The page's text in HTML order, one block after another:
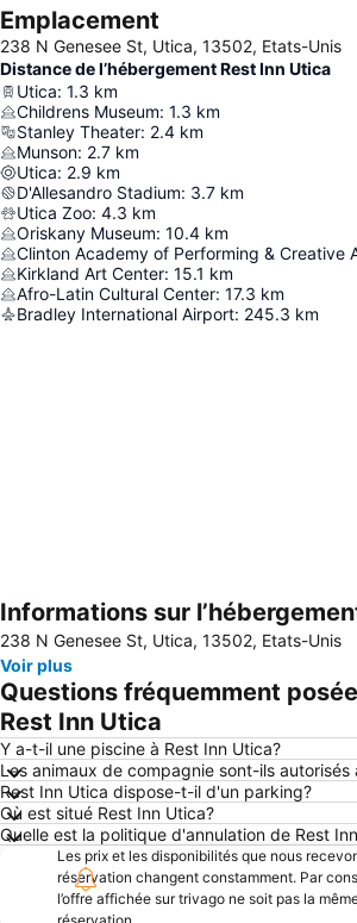
Emplacement
238 N Genesee St, Utica, 13502, Etats-Unis
Distance de l’hébergement Rest Inn Utica
Utica: 1.3 km
Childrens Museum: 1.3 km
Stanley Theater: 2.4 km
Munson: 2.7 km
Utica: 2.9 km
D'Allesandro Stadium: 3.7 km
Utica Zoo: 4.3 km
Oriskany Museum: 10.4 km
Clinton Academy of Performing & Creative
Kirkland Art Center: 15.1 km
Afro-Latin Cultural Center: 17.3 km
Bradley International Airport: 245.3 km
Agrandir la carte
Informations sur
238 N Genesee St, Utica, 13502, Etats-Unis
Voir plus
Questions fréquemment
Rest Inn Utica
Y a-t-il une piscine à Rest Inn Utica?
Les animaux de compagnie sont-ils autorisés
Rest Inn Utica dispose-t-il d'un parking?
Où est situé Rest Inn Utica?
Quelle est la politique d'annulation de Rest
Les prix et les disponibilités que nous
réservation changent constamment. Par
l’offre affichée sur trivago ne soit pas la